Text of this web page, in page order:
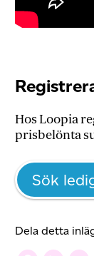
Hos Loopia
prisbelönta
Sök
Dela detta